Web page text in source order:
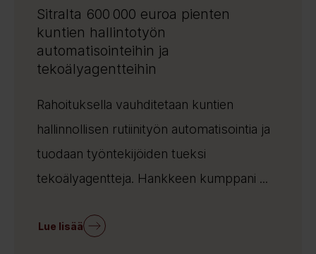
Sitralta 600 000 euroa pienten
kuntien hallintotyön
automatisointeihin ja
tekoälyagentteihin
Rahoituksella vauhditetaan kuntien
hallinnollisen rutiinityön automatisointia ja
tuodaan työntekijöiden tueksi
tekoälyagentteja. Hankkeen kumppani ...
Lue lisää